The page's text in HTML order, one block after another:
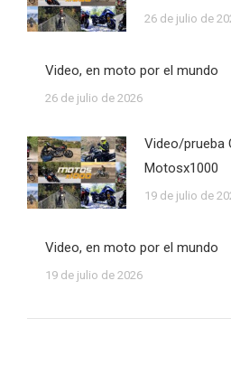
26 de julio de
Video, en moto por el mundo
26 de julio de 2026
Video/prueba
Motosx1000
19 de julio de
Video, en moto por el mundo
19 de julio de 2026